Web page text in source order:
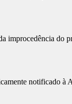
do
notificado à